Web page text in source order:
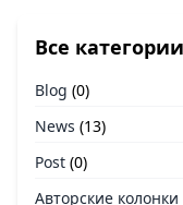
Все категории
Blog (0)
News (13)
Post (0)
Авторские колонки